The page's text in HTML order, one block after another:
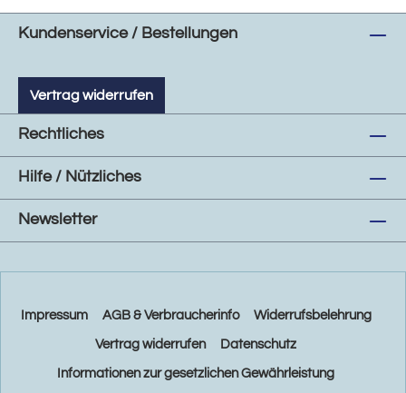
Kundenservice / Bestellungen
Vertrag widerrufen
Rechtliches
Hilfe / Nützliches
Newsletter
Impressum AGB & Verbraucherinfo Widerrufsbelehrung
Vertrag widerrufen Datenschutz
Informationen zur gesetzlichen Gewährleistung